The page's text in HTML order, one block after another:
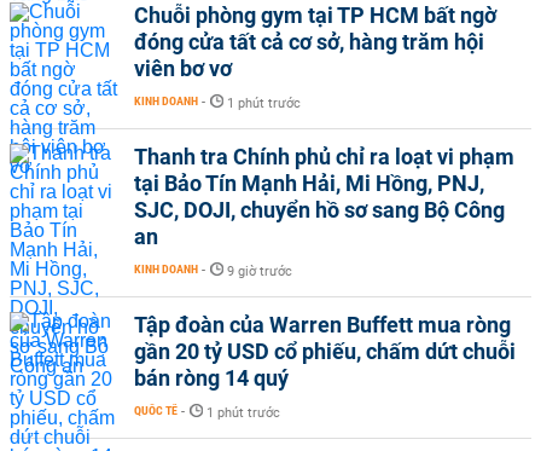
Chuỗi phòng gym tại TP HCM bất ngờ
đóng cửa tất cả cơ sở, hàng trăm hội
viên bơ vơ
KINH DOANH - 1 phút trước
Thanh tra Chính phủ chỉ ra loạt vi phạm
tại Bảo Tín Mạnh Hải, Mi Hồng, PNJ,
SJC, DOJI, chuyển hồ sơ sang Bộ Công
an
KINH DOANH - 9 giờ trước
Tập đoàn của Warren Buffett mua ròng
gần 20 tỷ USD cổ phiếu, chấm dứt chuỗi
bán ròng 14 quý
QUỐC TẾ - 1 phút trước